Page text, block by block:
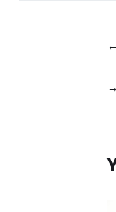
←
→